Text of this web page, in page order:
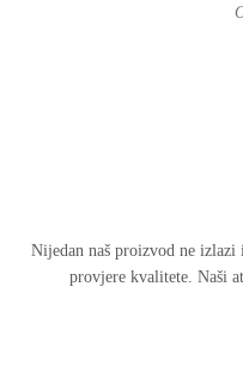
Nijedan naš proizvod ne izlazi
provjere kvalitete. Naši